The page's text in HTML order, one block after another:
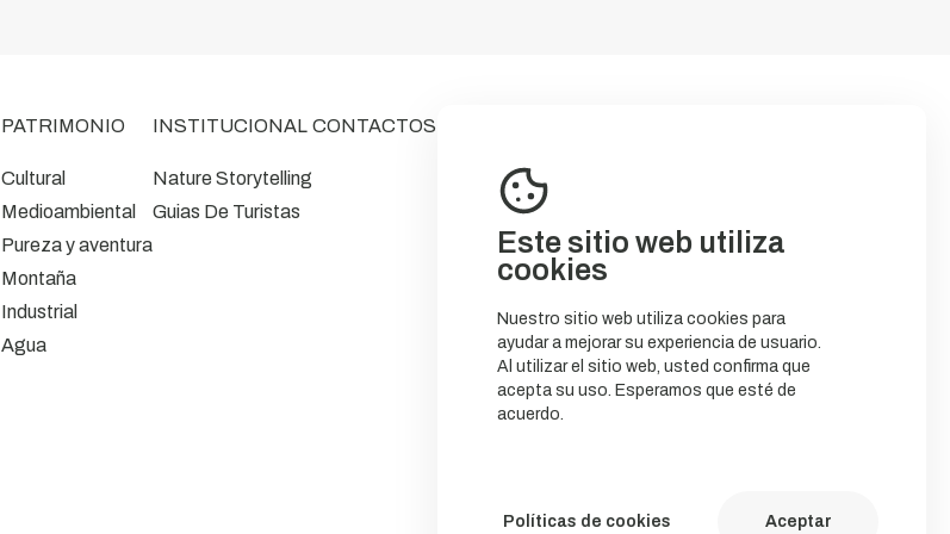
Este sitio web utiliza
cookies
Nuestro sitio web utiliza cookies para
ayudar a mejorar su experiencia de usuario.
Al utilizar el sitio web, usted confirma que
acepta su uso. Esperamos que esté de
acuerdo.
Políticas de cookies Aceptar
PATRIMONIO
Cultural
Medioambiental
Pureza y aventura
Montaña
Industrial
Agua
INSTITUCIONAL
Nature Storytelling
Guias De Turistas
CONTACTOS